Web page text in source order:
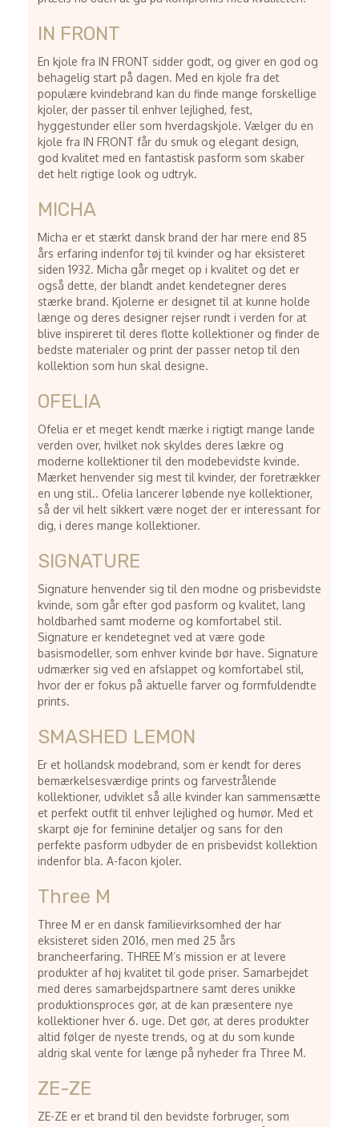
IN FRONT
En kjole fra IN FRONT sidder godt, og giver en god og
behagelig start på dagen. Med en kjole fra det
populære kvindebrand kan du finde mange forskellige
kjoler, der passer til enhver lejlighed, fest,
hyggestunder eller som hverdagskjole. Vælger du en
kjole fra IN FRONT får du smuk og elegant design,
god kvalitet med en fantastisk pasform som skaber
det helt rigtige look og udtryk.
MICHA
Micha er et stærkt dansk brand der har mere end 85
års erfaring indenfor tøj til kvinder og har eksisteret
siden 1932. Micha går meget op i kvalitet og det er
også dette, der blandt andet kendetegner deres
stærke brand. Kjolerne er designet til at kunne holde
længe og deres designer rejser rundt i verden for at
blive inspireret til deres flotte kollektioner og finder de
bedste materialer og print der passer netop til den
kollektion som hun skal designe.
OFELIA
Ofelia er et meget kendt mærke i rigtigt mange lande
verden over, hvilket nok skyldes deres lækre og
moderne kollektioner til den modebevidste kvinde.
Mærket henvender sig mest til kvinder, der foretrækker
en ung stil.. Ofelia lancerer løbende nye kollektioner,
så der vil helt sikkert være noget der er interessant for
dig, i deres mange kollektioner.
SIGNATURE
Signature henvender sig til den modne og prisbevidste
kvinde, som går efter god pasform og kvalitet, lang
holdbarhed samt moderne og komfortabel stil.
Signature er kendetegnet ved at være gode
basismodeller, som enhver kvinde bør have. Signature
udmærker sig ved en afslappet og komfortabel stil,
hvor der er fokus på aktuelle farver og formfuldendte
prints.
SMASHED LEMON
Er et hollandsk modebrand, som er kendt for deres
bemærkelsesværdige prints og farvestrålende
kollektioner, udviklet så alle kvinder kan sammensætte
et perfekt outfit til enhver lejlighed og humør. Med et
skarpt øje for feminine detaljer og sans for den
perfekte pasform udbyder de en prisbevidst kollektion
indenfor bla. A-facon kjoler.
Three M
Three M er en dansk familievirksomhed der har
eksisteret siden 2016, men med 25 års
brancheerfaring. THREE M’s mission er at levere
produkter af høj kvalitet til gode priser. Samarbejdet
med deres samarbejdspartnere samt deres unikke
produktionsproces gør, at de kan præsentere nye
kollektioner hver 6. uge. Det gør, at deres produkter
altid følger de nyeste trends, og at du som kunde
aldrig skal vente for længe på nyheder fra Three M.
ZE-ZE
ZE-ZE er et brand til den bevidste forbruger, som